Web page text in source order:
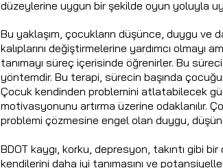
düzeylerine uygun bir şekilde oyun yoluyla
Bu yaklaşım, çocukların düşünce, duygu ve
kalıplarını değiştirmelerine yardımcı olmayı
tanımayı süreç içerisinde öğrenirler. Bu
yöntemdir. Bu terapi, sürecin başında
Çocuk kendinden problemini atlatabilecek
motivasyonunu artırma üzerine odaklanılır.
problemi çözmesine engel olan duygu,
BDOT kaygı, korku, depresyon, takıntı gibi
kendilerini daha iyi tanımasını ve